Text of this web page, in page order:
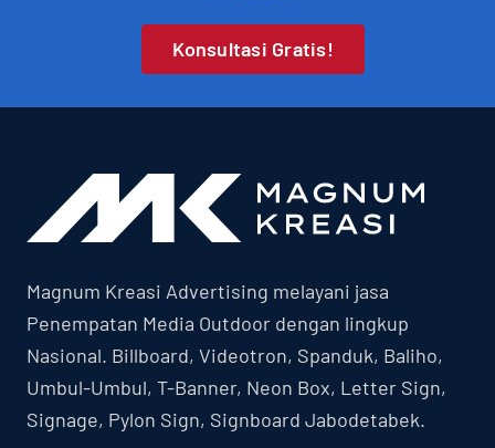
Konsultasi Gratis!
Magnum Kreasi Advertising melayani jasa
Penempatan Media Outdoor dengan lingkup
Nasional. Billboard, Videotron, Spanduk, Baliho,
Umbul-Umbul, T-Banner, Neon Box, Letter Sign,
Signage, Pylon Sign, Signboard Jabodetabek.